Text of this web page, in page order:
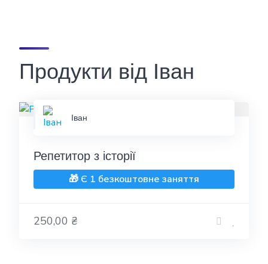
Продукти від Іван
Іван
Репетитор з історії
🎁 Є 1 безкоштовне заняття
250,00 ₴